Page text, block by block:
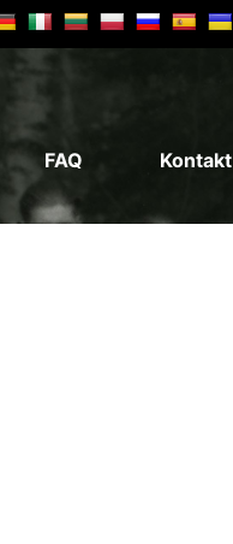
FAQ Kontakt